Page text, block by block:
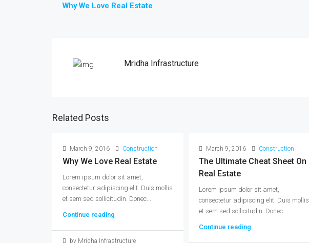
Why We Love Real Estate
Mridha Infrastructure
Related Posts
March 9, 2016 Construction
Why We Love Real Estate
Lorem ipsum dolor sit amet,
consectetur adipiscing elit. Duis mollis
et sem sed sollicitudin. Donec...
Continue reading
by Mridha Infrastructure
March 9, 2016 Construction
The Ultimate Cheat Sheet On
Real Estate
Lorem ipsum dolor sit amet,
consectetur adipiscing elit. Duis mollis
et sem sed sollicitudin. Donec...
Continue reading